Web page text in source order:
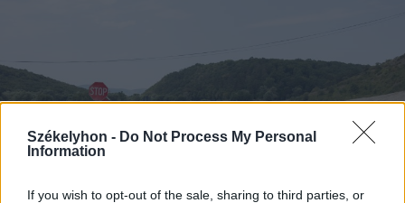
Székelyhon - Do Not Process My Personal
Information
If you wish to opt-out of the sale, sharing to third parties, or